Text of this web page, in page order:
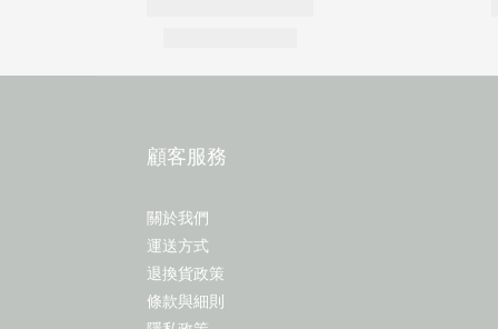
顧客服務
關於我們
運送方式
退換貨政策
條款與細則